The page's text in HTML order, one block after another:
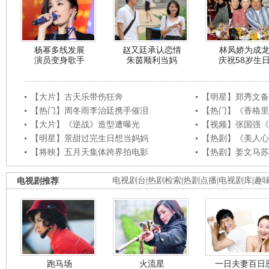
杨幂多线发展
演员变身歌手
赵又廷承认恋情
朱茵顺利当妈
林凤娇为成龙
庆祝58岁生
【大片】古天乐带伤狂奔
【明星】郑秀文
【热门】周冬雨李治廷携手催泪
【热门】《香格
【大片】《逆战》造型遭曝光
【视频】张国强
【明星】景甜过完生日想当妈妈
【热剧】《美人
【将映】五月天集体跨界拍电影
【热剧】姜文马
电视剧台 热剧检索 热剧点播 电视剧库 趣
电视剧推荐
跑马场 火流星 一日夫妻百日